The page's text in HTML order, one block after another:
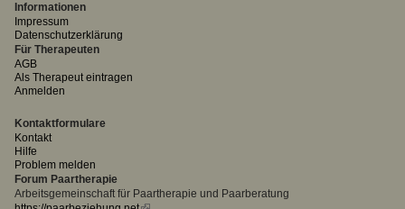
Informationen
Impressum
Datenschutzerklärung
Für Therapeuten
AGB
Als Therapeut eintragen
Anmelden
Kontaktformulare
Kontakt
Hilfe
Problem melden
Forum Paartherapie
Arbeitsgemeinschaft für Paartherapie und Paarberatung